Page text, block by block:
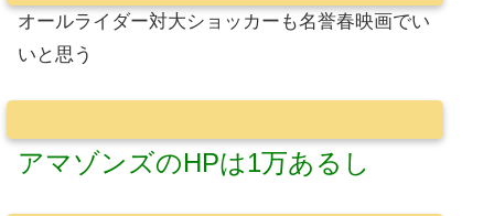
オールライダー対大ショッカーも名誉春映画でい
いと思う
アマゾンズのHPは1万あるし